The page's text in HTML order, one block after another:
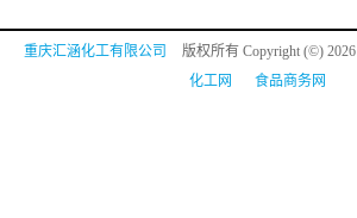
重庆汇涵化工有限公司 版权所有 Copyright (©) 2026
化工网
食品商务网